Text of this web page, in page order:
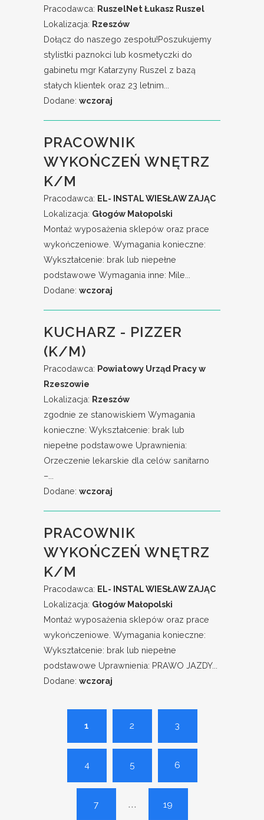
Pracodawca: RuszelNet Łukasz Ruszel
Lokalizacja: Rzeszów
Dołącz do naszego zespołu!Poszukujemy
stylistki paznokci lub kosmetyczki do
gabinetu mgr Katarzyny Ruszel z bazą
stałych klientek oraz 23 letnim...
Dodane: wczoraj
PRACOWNIK
WYKOŃCZEŃ WNĘTRZ
K/M
Pracodawca: EL- INSTAL WIESŁAW ZAJĄC
Lokalizacja: Głogów Małopolski
Montaż wyposażenia sklepów oraz prace
wykończeniowe. Wymagania konieczne:
Wykształcenie: brak lub niepełne
podstawowe Wymagania inne: Mile...
Dodane: wczoraj
KUCHARZ - PIZZER
(K/M)
Pracodawca: Powiatowy Urząd Pracy w
Rzeszowie
Lokalizacja: Rzeszów
zgodnie ze stanowiskiem Wymagania
konieczne: Wykształcenie: brak lub
niepełne podstawowe Uprawnienia:
Orzeczenie lekarskie dla celów sanitarno
–...
Dodane: wczoraj
PRACOWNIK
WYKOŃCZEŃ WNĘTRZ
K/M
Pracodawca: EL- INSTAL WIESŁAW ZAJĄC
Lokalizacja: Głogów Małopolski
Montaż wyposażenia sklepów oraz prace
wykończeniowe. Wymagania konieczne:
Wykształcenie: brak lub niepełne
podstawowe Uprawnienia: PRAWO JAZDY...
Dodane: wczoraj
1 2 3
4 5 6
7 ... 19